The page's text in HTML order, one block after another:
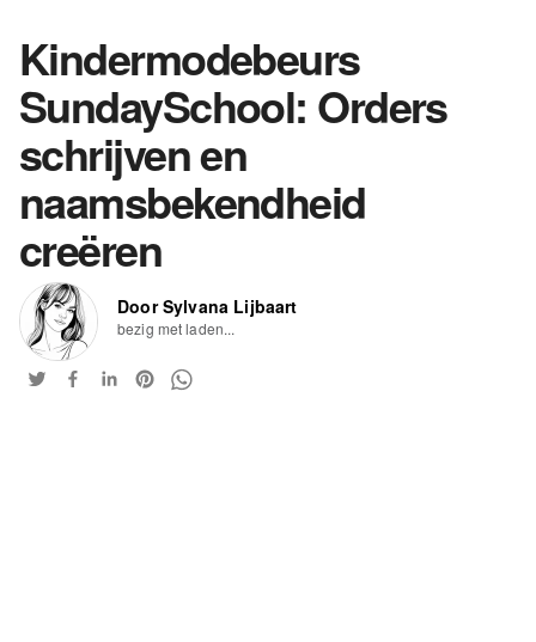
Kindermodebeurs
SundaySchool: Orders
schrijven en
naamsbekendheid
creëren
Door Sylvana Lijbaart
bezig met laden...